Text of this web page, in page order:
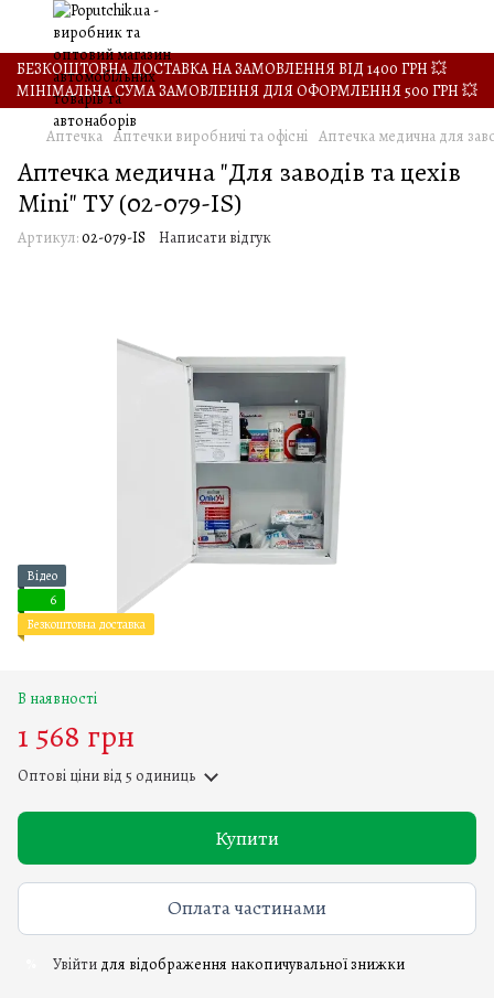
БЕЗКОШТОВНА ДОСТАВКА НА ЗАМОВЛЕННЯ ВІД 1400 ГРН 💥
МІНІМАЛЬНА СУМА ЗАМОВЛЕННЯ ДЛЯ ОФОРМЛЕННЯ 500 ГРН 💥
Аптечка Аптечки виробничі та офісні Аптечка медична для
Аптечка медична "Для заводів та цехів
Mini" ТУ (02-079-IS)
Артикул:02-079-IS Написати відгук
Відео
6
Безкоштовна доставка
В наявності
1 568 грн
Оптові ціни від 5 одиниць
Купити
Оплата частинами
Увійти для відображення накопичувальної знижки